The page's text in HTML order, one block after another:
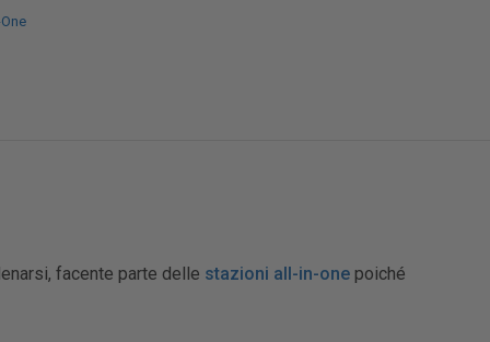
facente parte delle stazioni all-in-one poiché